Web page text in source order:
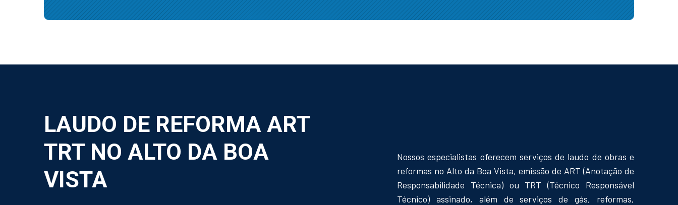
LAUDO DE REFORMA ART
TRT NO ALTO DA BOA
VISTA
Nossos especialistas oferecem serviços de laudo de obras e
reformas no Alto da Boa Vista, emissão de ART (Anotação de
Responsabilidade Técnica) ou TRT (Técnico Responsável
Técnico) assinado, além de serviços de gás, reformas,